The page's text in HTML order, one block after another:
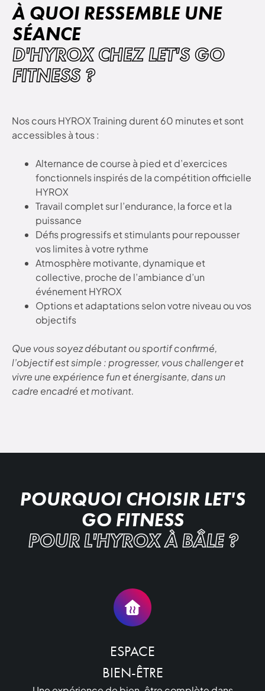
À QUOI RESSEMBLE UNE
SÉANCE
D'HYROX CHEZ LET'S GO
FITNESS ?
Nos cours HYROX Training durent 60 minutes et sont
accessibles à tous :
Alternance de course à pied et d’exercices
fonctionnels inspirés de la compétition officielle
HYROX
Travail complet sur l’endurance, la force et la
puissance
Défis progressifs et stimulants pour repousser
vos limites à votre rythme
Atmosphère motivante, dynamique et
collective, proche de l’ambiance d’un
événement HYROX
Options et adaptations selon votre niveau ou vos
objectifs
Que vous soyez débutant ou sportif confirmé,
l’objectif est simple : progresser, vous challenger et
vivre une expérience fun et énergisante, dans un
cadre encadré et motivant.
POURQUOI CHOISIR LET'S
GO FITNESS
POUR L'HYROX À BÂLE ?
ESPACE
BIEN-ÊTRE